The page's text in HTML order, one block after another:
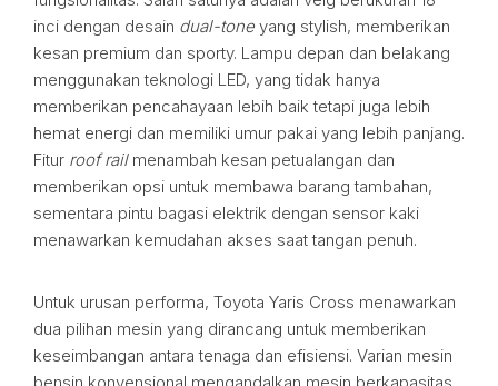
inci dengan desain dual-toneyang stylish, memberikan
kesan premium dan sporty. Lampu depan dan belakang
menggunakan teknologi LED, yang tidak hanya
memberikan pencahayaan lebih baik tetapi juga lebih
hemat energi dan memiliki umur pakai yang lebih panjang.
Fitur roof railmenambah kesan petualangan dan
memberikan opsi untuk membawa barang tambahan,
sementara pintu bagasi elektrik dengan sensor kaki
menawarkan kemudahan akses saat tangan penuh.
Untuk urusan performa, Toyota Yaris Cross menawarkan
dua pilihan mesin yang dirancang untuk memberikan
keseimbangan antara tenaga dan efisiensi. Varian mesin